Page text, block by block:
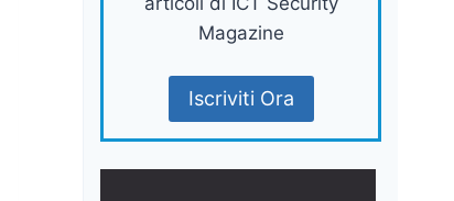
Magazine
Iscriviti Ora